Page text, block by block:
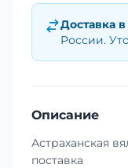
Доставка в
России.
Описание
Астраханская
поставка